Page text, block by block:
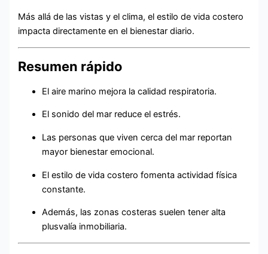
Más allá de las vistas y el clima, el estilo de vida costero
impacta directamente en el bienestar diario.
Resumen rápido
El aire marino mejora la calidad respiratoria.
El sonido del mar reduce el estrés.
Las personas que viven cerca del mar reportan
mayor bienestar emocional.
El estilo de vida costero fomenta actividad física
constante.
Además, las zonas costeras suelen tener alta
plusvalía inmobiliaria.